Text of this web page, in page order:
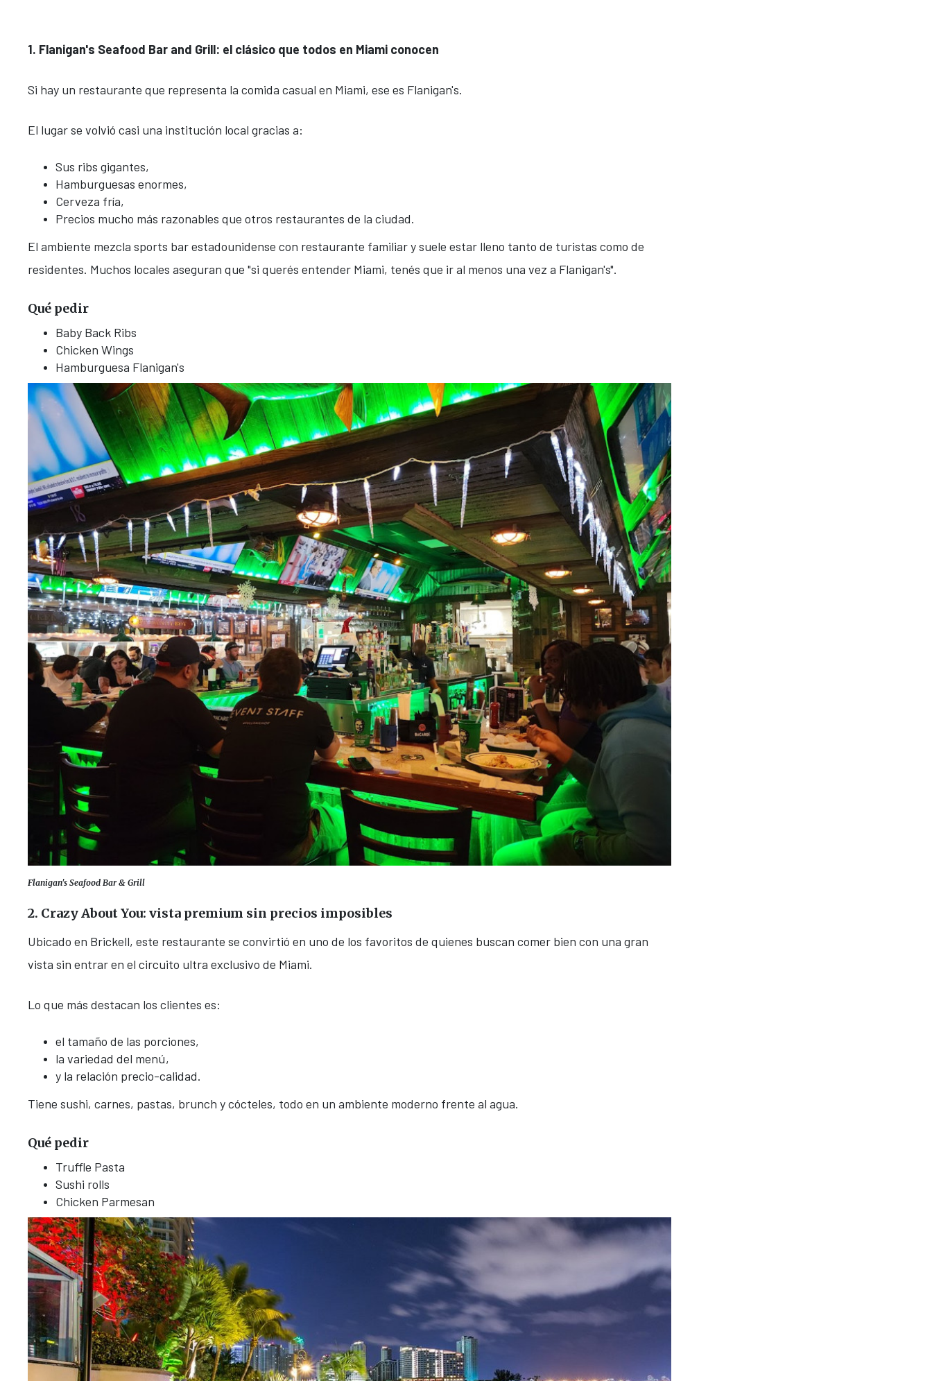
1. Flanigan's Seafood Bar and Grill: el clásico que todos en Miami conocen
Si hay un restaurante que representa la comida casual en Miami, ese es Flanigan's.
El lugar se volvió casi una institución local gracias a:
Sus ribs gigantes,
Hamburguesas enormes,
Cerveza fría,
Precios mucho más razonables que otros restaurantes de la ciudad.
El ambiente mezcla sports bar estadounidense con restaurante familiar y suele estar lleno tanto de turistas como de
residentes. Muchos locales aseguran que "si querés entender Miami, tenés que ir al menos una vez a Flanigan's".
Qué pedir
Baby Back Ribs
Chicken Wings
Hamburguesa Flanigan's
Flanigan's Seafood Bar & Grill
2. Crazy About You: vista premium sin precios imposibles
Ubicado en Brickell, este restaurante se convirtió en uno de los favoritos de quienes buscan comer bien con una gran
vista sin entrar en el circuito ultra exclusivo de Miami.
Lo que más destacan los clientes es:
el tamaño de las porciones,
la variedad del menú,
y la relación precio-calidad.
Tiene sushi, carnes, pastas, brunch y cócteles, todo en un ambiente moderno frente al agua.
Qué pedir
Truffle Pasta
Sushi rolls
Chicken Parmesan